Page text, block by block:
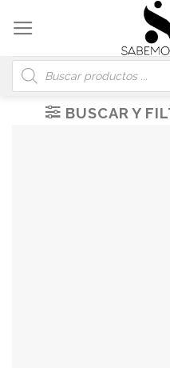
content
Búsqueda
de
productos
BUSCAR Y